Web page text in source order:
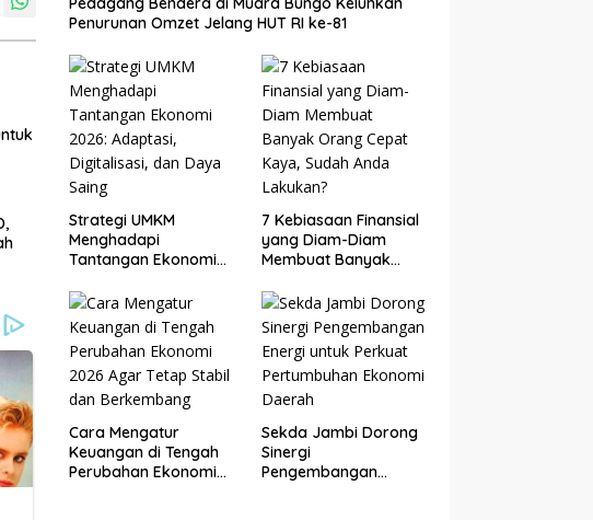
Penurunan Omzet Jelang HUT RI ke-81
Strategi UMKM
Menghadapi
Tantangan Ekonomi
Digitalisasi, dan Daya
Saing
7 Kebiasaan Finansial
yang Diam-Diam
Membuat Banyak
Sudah Anda Lakukan?
Cara Mengatur
Keuangan di Tengah
Perubahan Ekonomi
Sekda Jambi Dorong
Sinergi
Pengembangan